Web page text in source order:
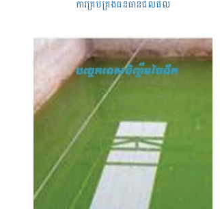
ការគ្រប់គ្រងធនធានជលផល